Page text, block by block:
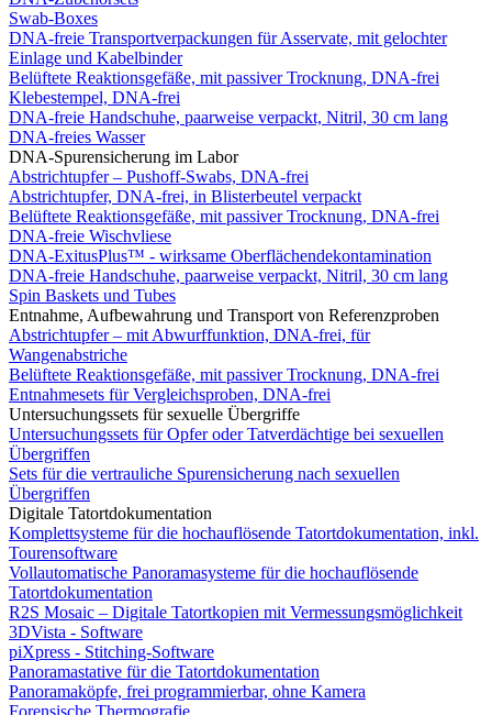
Swab-Boxes
DNA-freie Transportverpackungen für Asservate, mit gelochter
Einlage und Kabelbinder
Belüftete Reaktionsgefäße, mit passiver Trocknung, DNA-frei
Klebestempel, DNA-frei
DNA-freie Handschuhe, paarweise verpackt, Nitril, 30 cm lang
DNA-freies Wasser
DNA-Spurensicherung im Labor
Abstrichtupfer – Pushoff-Swabs, DNA-frei
Abstrichtupfer, DNA-frei, in Blisterbeutel verpackt
Belüftete Reaktionsgefäße, mit passiver Trocknung, DNA-frei
DNA-freie Wischvliese
DNA-ExitusPlus™ - wirksame Oberflächendekontamination
DNA-freie Handschuhe, paarweise verpackt, Nitril, 30 cm lang
Spin Baskets und Tubes
Entnahme, Aufbewahrung und Transport von Referenzproben
Abstrichtupfer – mit Abwurffunktion, DNA-frei, für
Wangenabstriche
Belüftete Reaktionsgefäße, mit passiver Trocknung, DNA-frei
Entnahmesets für Vergleichsproben, DNA-frei
Untersuchungssets für sexuelle Übergriffe
Untersuchungssets für Opfer oder Tatverdächtige bei sexuellen
Übergriffen
Sets für die vertrauliche Spurensicherung nach sexuellen
Übergriffen
Digitale Tatortdokumentation
Komplettsysteme für die hochauflösende Tatortdokumentation, inkl.
Tourensoftware
Vollautomatische Panoramasysteme für die hochauflösende
Tatortdokumentation
R2S Mosaic – Digitale Tatortkopien mit Vermessungsmöglichkeit
3DVista - Software
piXpress - Stitching-Software
Panoramastative für die Tatortdokumentation
Panoramaköpfe, frei programmierbar, ohne Kamera